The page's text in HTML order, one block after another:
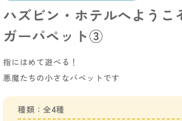
ハズビン・ホテルへようこ
ガーパペット③
指にはめて遊べる！
悪魔たちの小さなパペットです
種類：全4種